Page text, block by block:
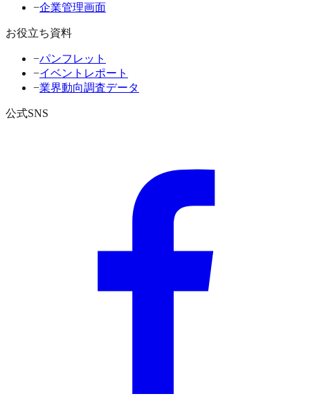
−企業管理画面
お役立ち資料
−パンフレット
−イベントレポート
−業界動向調査データ
公式SNS